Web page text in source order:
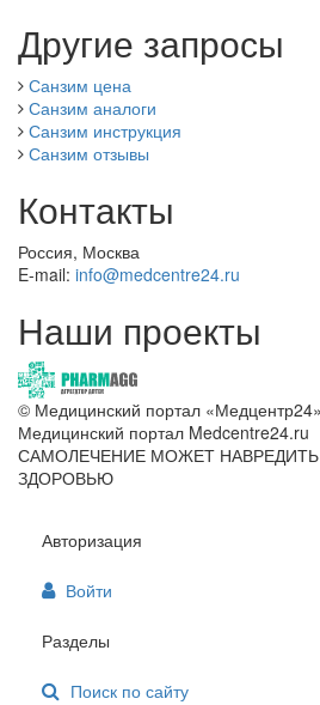
Другие запросы
Санзим цена
Санзим аналоги
Санзим инструкция
Санзим отзывы
Контакты
Россия, Москва
E-mail: info@medcentre24.ru
Наши проекты
© Медицинский портал
Медицинский портал Medcentre24.ru
САМОЛЕЧЕНИЕ МОЖЕТ
ЗДОРОВЬЮ
Авторизация
Войти
Разделы
Поиск по сайту